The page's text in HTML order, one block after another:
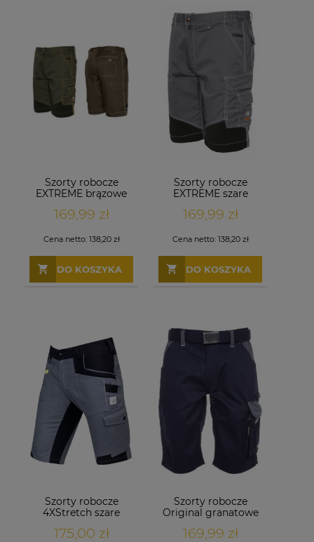
Szorty robocze
EXTREME brązowe
169,99 zł
Cena netto: 138,20 zł
DO KOSZYKA
Szorty robocze
EXTREME szare
169,99 zł
Cena netto: 138,20 zł
DO KOSZYKA
Szorty robocze
4XStretch szare
175,00 zł
Szorty robocze
Original granatowe
169,99 zł